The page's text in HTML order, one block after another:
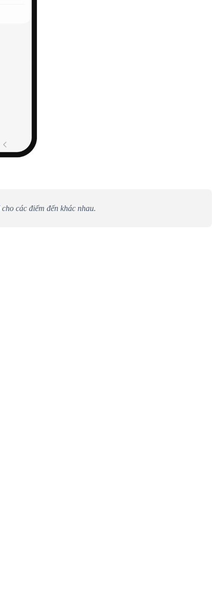
các điểm đến khác nhau.